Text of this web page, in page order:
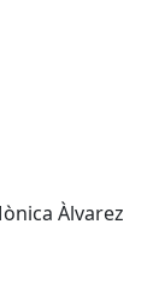
Àlvarez